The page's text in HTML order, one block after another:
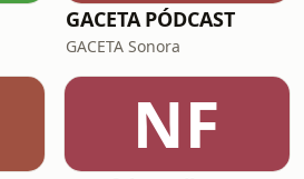
GACETA PÓDCAST
GACETA Sonora
NF